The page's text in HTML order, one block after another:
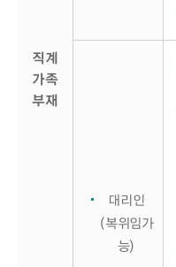
직계
가족
부재
대리인
(복위임가
능)